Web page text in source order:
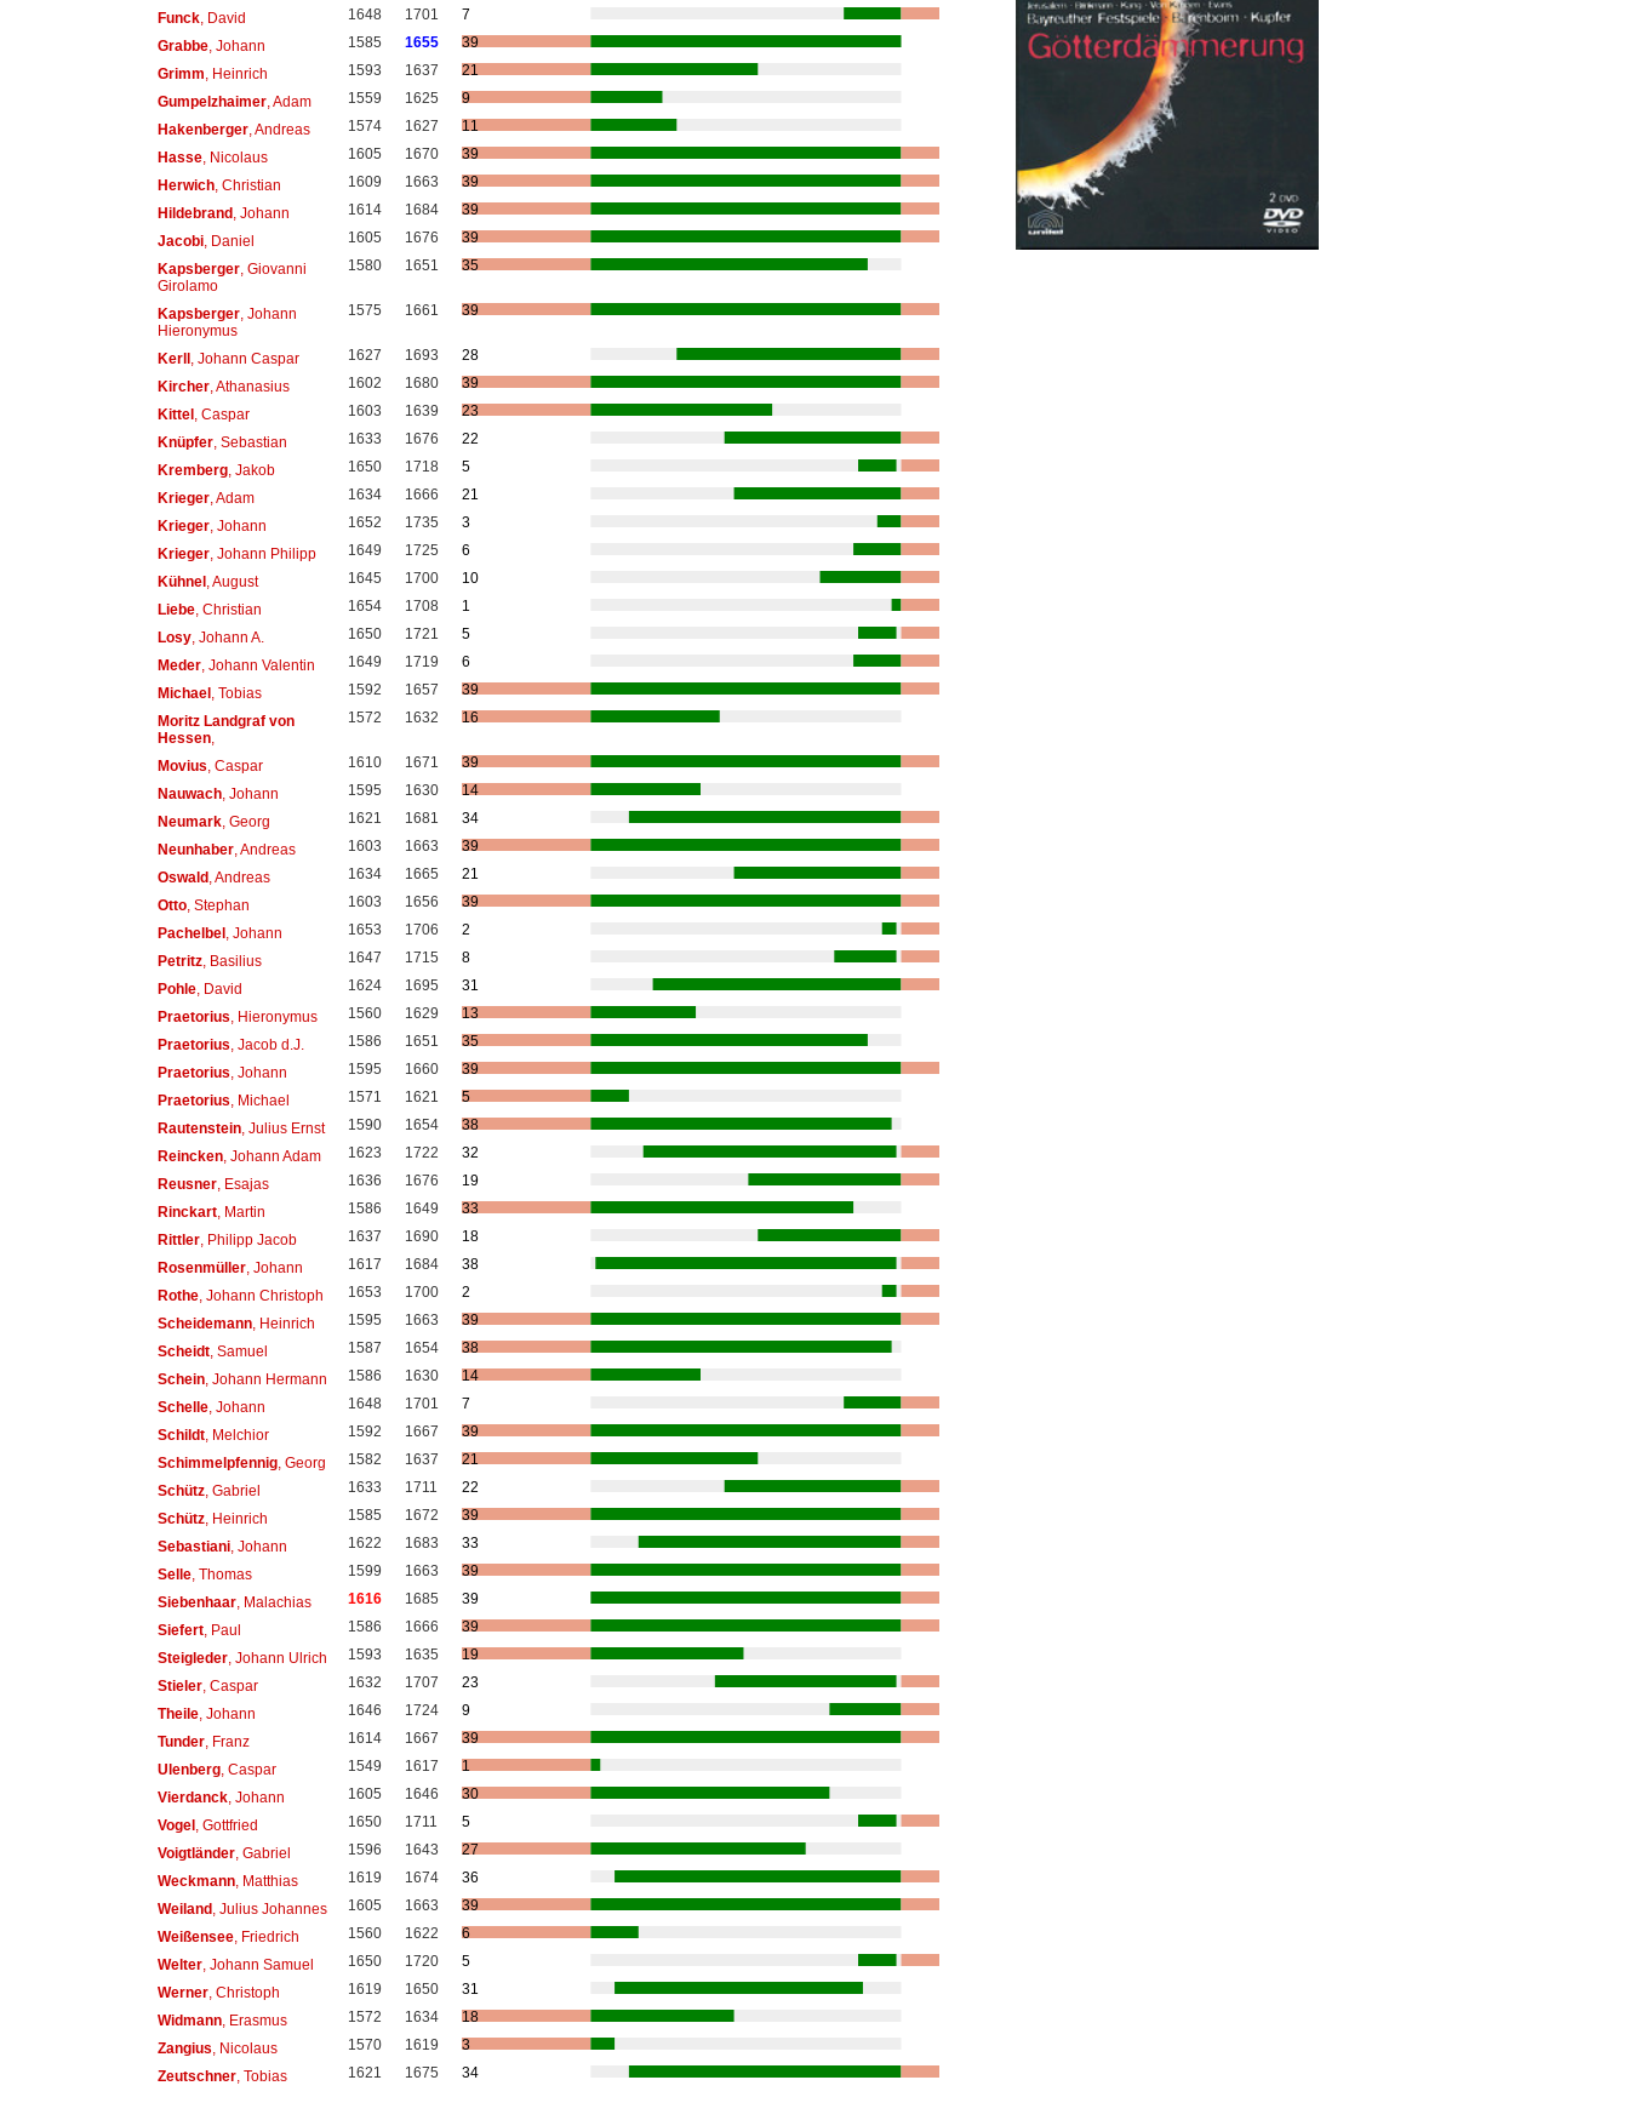
Funck, David 1648 1701
7
Grabbe, Johann 1585 1655
39
Grimm , Heinrich 1593 1637
21
Gumpelzhaimer, Adam 1559 1625
9
Hakenberger, Andreas 1574 1627
11
Hasse, Nicolaus 1605 1670
39
Herwich, Christian 1609 1663
39
Hildebrand, Johann 1614 1684
39
Jacobi, Daniel 1605 1676
39
Kapsberger, Giovanni
Girolamo
1580 1651 35
Kapsberger, Johann
Hieronymus
1575 1661 39
Kerll, Johann Caspar 1627 1693
28
Kircher, Athanasius 1602 1680
39
Kittel, Caspar 1603 1639
23
Knüpfer, Sebastian 1633 1676
22
Kremberg, Jakob 1650 1718
5
Krieger, Adam 1634 1666
21
Krieger, Johann 1652 1735
3
Krieger, Johann Philipp 1649 1725
6
Kühnel, August 1645 1700
10
Liebe, Christian 1654 1708
1
Losy, Johann A. 1650 1721
5
Meder, Johann Valentin 1649 1719
6
Michael, Tobias 1592 1657
39
Moritz Landgraf von
Hessen,
1572 1632 16
Movius , Caspar 1610 1671
39
Nauwach, Johann 1595 1630
14
Neumark, Georg 1621 1681
34
Neunhaber, Andreas 1603 1663
39
Oswald, Andreas 1634 1665
21
Otto, Stephan 1603 1656
39
Pachelbel, Johann 1653 1706
2
Petritz, Basilius 1647 1715
8
Pohle, David 1624 1695
31
Praetorius , Hieronymus 1560 1629
13
Praetorius , Jacob d.J. 1586 1651
35
Praetorius , Johann 1595 1660
39
Praetorius , Michael 1571 1621
5
Rautenstein, Julius Ernst 1590 1654
38
Reincken, Johann Adam 1623 1722
32
Reusner, Esajas 1636 1676
19
Rinckart, Martin 1586 1649
33
Rittler, Philipp Jacob 1637 1690
18
Rosenmüller, Johann 1617 1684
38
Rothe, Johann Christoph 1653 1700
2
Scheidemann, Heinrich 1595 1663
39
Scheidt, Samuel 1587 1654
38
Schein, Johann Hermann 1586 1630
14
Schelle, Johann 1648 1701
7
Schildt, Melchior 1592 1667
39
Schimmelpfennig, Georg 1582 1637
21
Schütz, Gabriel 1633 1711
22
Schütz, Heinrich 1585 1672
39
Sebastiani, Johann 1622 1683
33
Selle, Thomas 1599 1663
39
Siebenhaar, Malachias 1616 1685
39
Siefert, Paul 1586 1666
39
Steigleder, Johann Ulrich 1593 1635
19
Stieler, Caspar 1632 1707
23
Theile, Johann 1646 1724
9
Tunder, Franz 1614 1667
39
Ulenberg, Caspar 1549 1617
1
Vierdanck, Johann 1605 1646
30
Vogel, Gottfried 1650 1711
5
Voigtländer, Gabriel 1596 1643
27
Weckmann, Matthias 1619 1674
36
Weiland, Julius Johannes 1605 1663
39
Weißensee, Friedrich 1560 1622
6
Welter, Johann Samuel 1650 1720
5
Werner, Christoph 1619 1650
31
Widmann, Erasmus 1572 1634
18
Zangius , Nicolaus 1570 1619
3
Zeutschner, Tobias 1621 1675 34